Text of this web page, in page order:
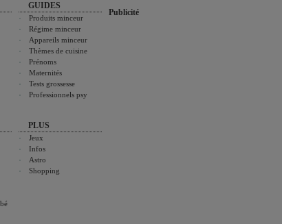
GUIDES
Produits minceur
Régime minceur
Appareils minceur
Thèmes de cuisine
Prénoms
Maternités
Tests grossesse
Professionnels psy
PLUS
Jeux
Infos
Astro
Shopping
Publicité